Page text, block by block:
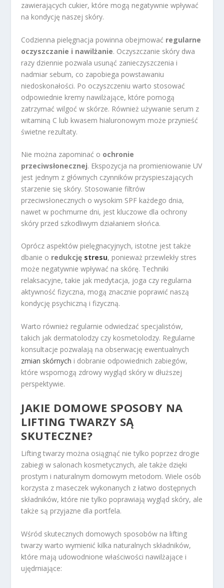
zawierających cukier, które mogą negatywnie wpływać
na kondycję naszej skóry.
Codzienna pielęgnacja powinna obejmować regularne
oczyszczanie i nawilżanie. Oczyszczanie skóry dwa
razy dziennie pozwala usunąć zanieczyszczenia i
nadmiar sebum, co zapobiega powstawaniu
niedoskonałości. Po oczyszczeniu warto stosować
odpowiednie kremy nawilżające, które pomogą
zatrzymać wilgoć w skórze. Również używanie serum z
witaminą C lub kwasem hialuronowym może przynieść
świetne rezultaty.
Nie można zapominać o ochronie
przeciwsłonecznej. Ekspozycja na promieniowanie UV
jest jednym z głównych czynników przyspieszających
starzenie się skóry. Stosowanie filtrów
przeciwsłonecznych o wysokim SPF każdego dnia,
nawet w pochmurne dni, jest kluczowe dla ochrony
skóry przed szkodliwym działaniem słońca.
Oprócz aspektów pielęgnacyjnych, istotne jest także
dbanie o redukcję stresu, ponieważ przewlekły stres
może negatywnie wpływać na skórę. Techniki
relaksacyjne, takie jak medytacja, joga czy regularna
aktywność fizyczna, mogą znacznie poprawić naszą
kondycję psychiczną i fizyczną.
Warto również regularnie odwiedzać specjalistów,
takich jak dermatolodzy czy kosmetolodzy. Regularne
konsultacje pozwalają na obserwację ewentualnych
zmian skórnych i dobranie odpowiednich zabiegów,
które wspomogą zdrowy wygląd skóry w dłuższej
perspektywie.
JAKIE DOMOWE SPOSOBY NA
LIFTING TWARZY SĄ
SKUTECZNE?
Lifting twarzy można osiągnąć nie tylko poprzez drogie
zabiegi w salonach kosmetycznych, ale także dzięki
prostym i naturalnym domowym metodom. Wiele osób
korzysta z maseczek wykonanych z łatwo dostępnych
składników, które nie tylko poprawiają wygląd skóry, ale
także są przyjazne dla portfela.
Wśród skutecznych domowych sposobów na lifting
twarzy warto wymienić kilka naturalnych składników,
które mają udowodnione właściwości nawilżające i
ujędrniające: